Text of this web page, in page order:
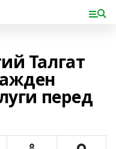
Талгат
перед